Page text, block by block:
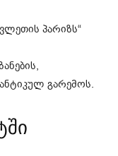
პარიზს“
გარემოს.